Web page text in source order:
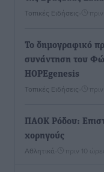
Τοπικές Ειδήσεις
To δημογραφικό
συνάντηση του
HOPEgenesis
Τοπικές Ειδήσεις
ΠΑΟΚ Ρόδου:
χορηγούς
Αθλητικά πριν 10 ώρες